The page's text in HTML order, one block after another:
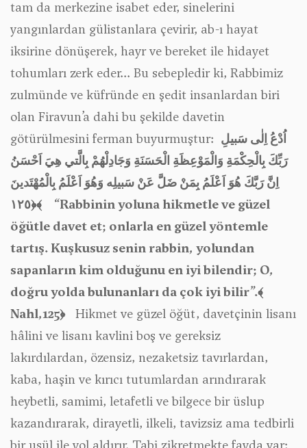
tam da merkezine isabet eder, sinelerini
yangınlardan gülistanlara çevirir, ab-ı hayat
iksirine dönüşerek, hayr ve bereket ile hidayet
tohumları zerk eder... Bu sebepledir ki, Rabbimiz
zulmünde ve küfründe en şedit insanlardan biri
olan Firavun’a dahi bu şekilde davetin
götürülmesini ferman buyurmuştur:
رَبِّكَ بِالْحِكْمَةِ وَالْمَوْعِظَةِ الْحَسَنَةِ وَجَادِلْهُمْ بِالَّتي هِيَ اَحْسَنُ
اِنَّ رَبَّكَ هُوَ اَعْلَمُ بِمَنْ ضَلَّ عَنْ سَبيلِه وَهُوَ اَعْلَمُ بِالْمُهْتَدينَ
﴿١٢٥﴾
“Rabbinin yoluna hikmetle ve güzel
öğütle davet et; onlarla en güzel yöntemle
tartış. Kuşkusuz senin rabbin, yolundan
sapanların kim olduğunu en iyi bilendir; O,
doğru yolda bulunanları da çok iyi bilir”.﴾
Nahl,125﴿Hikmet ve güzel öğüt, davetçinin lisanı
hâlini ve lisanı kavlini boş ve gereksiz
lakırdılardan, özensiz, nezaketsiz tavırlardan,
kaba, haşin ve kırıcı tutumlardan arındırarak
heybetli, samimi, letafetli ve bilgece bir üslup
kazandırarak, dirayetli, ilkeli, tavizsiz ama tedbirli